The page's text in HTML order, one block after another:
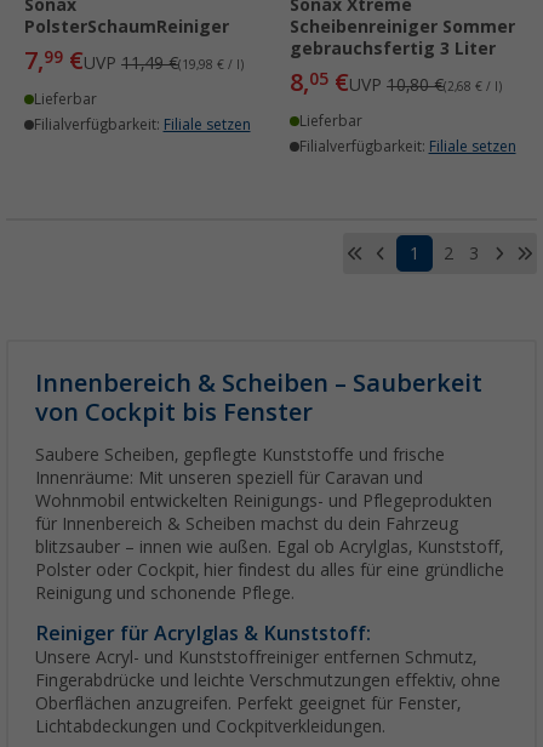
Sonax
PolsterSchaumReiniger
7,99 €UVP 11,49 €(19,98 € / l)
Lieferbar
Filialverfügbarkeit: Filiale setzen
Sonax Xtreme
Scheibenreiniger Sommer
gebrauchsfertig 3 Liter
8,05 €UVP 10,80 €(2,68 € / l)
Lieferbar
Filialverfügbarkeit: Filiale setzen
1 2 3
Innenbereich & Scheiben – Sauberkeit
von Cockpit bis Fenster
Saubere Scheiben, gepflegte Kunststoffe und frische
Innenräume: Mit unseren speziell für Caravan und
Wohnmobil entwickelten Reinigungs- und Pflegeprodukten
für Innenbereich & Scheiben machst du dein Fahrzeug
blitzsauber – innen wie außen. Egal ob Acrylglas, Kunststoff,
Polster oder Cockpit, hier findest du alles für eine gründliche
Reinigung und schonende Pflege.
Reiniger für Acrylglas & Kunststoff:
Unsere Acryl- und Kunststoffreiniger entfernen Schmutz,
Fingerabdrücke und leichte Verschmutzungen effektiv, ohne
Oberflächen anzugreifen. Perfekt geeignet für Fenster,
Lichtabdeckungen und Cockpitverkleidungen.